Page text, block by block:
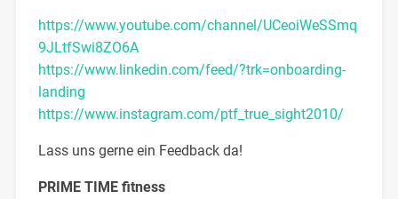
https://www.youtube.com/channel/UCeoiWeSSmq
9JLtfSwi8ZO6A
https://www.linkedin.com/feed/?trk=onboarding-
landing
https://www.instagram.com/ptf_true_sight2010/
Lass uns gerne ​ein ​Feedback da!
PRIME TIME fitness